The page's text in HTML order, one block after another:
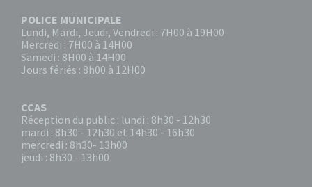
POLICE MUNICIPALE
Lundi, Mardi, Jeudi, Vendredi : 7H00 à 19H00
Mercredi : 7H00 à 14H00
Samedi : 8H00 à 14H00
Jours fériés : 8h00 à 12H00
CCAS
Réception du public : lundi : 8h30 - 12h30
mardi : 8h30 - 12h30 et 14h30 - 16h30
mercredi : 8h30- 13h00
jeudi : 8h30 - 13h00